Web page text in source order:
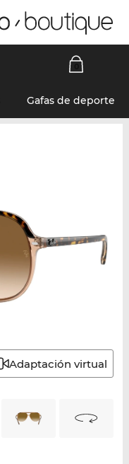
Gafas de deporte
Adaptación virtual